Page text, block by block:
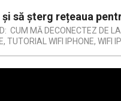
să șterg rețeaua
CUM MĂ DECONECTEZ DE
, TUTORIAL WIFI IPHONE, WIFI